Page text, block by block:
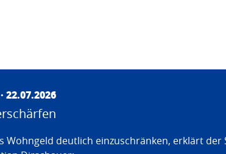
· 22.07.2026
Wohngeld deutlich einzuschränken, erklärt der